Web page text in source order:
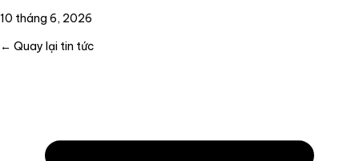
10 tháng 6, 2026
← Quay lại tin tức